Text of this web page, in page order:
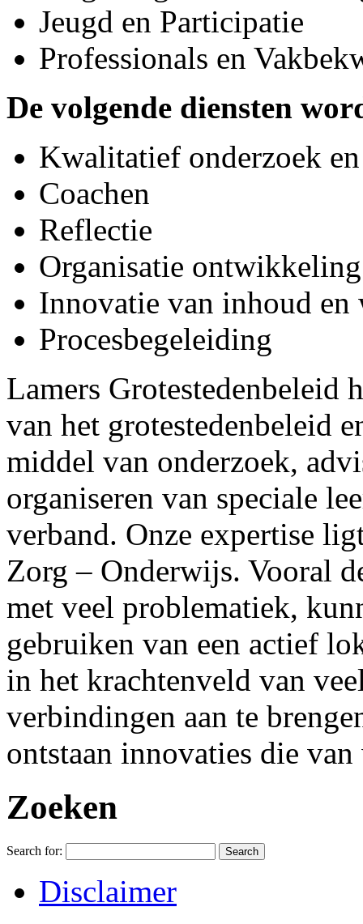
Jeugd en Participatie
Professionals en
De volgende diensten
Kwalitatief onderzoek
Coachen
Reflectie
Organisatie
Innovatie van inhoud en
Procesbegeleiding
Lamers Grotestedenbeleid
van het grotestedenbeleid
middel van onderzoek,
organiseren van speciale
verband. Onze expertise
Zorg – Onderwijs. Vooral
met veel problematiek,
gebruiken van een actief
in het krachtenveld van
verbindingen aan te
ontstaan innovaties die
Zoeken
Search for:
Disclaimer